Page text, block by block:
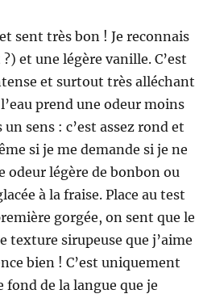
sent très bon ! Je reconnais
et une légère vanille. C’est
et surtout très alléchant
prend une odeur moins
sens : c’est assez rond et
si je me demande si je ne
odeur légère de bonbon ou
à la fraise. Place au test
gorgée, on sent que le
texture sirupeuse que j’aime
bien ! C’est uniquement
fond de la langue que je